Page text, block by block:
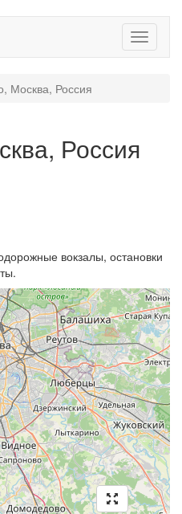
Москва, Россия
Россия
вокзалы, остановки